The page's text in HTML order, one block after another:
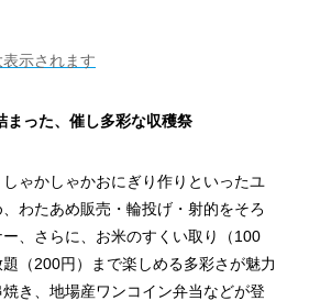
示されます
まった、催し多彩な収穫祭
ゃかしゃかおにぎり作りといったユ
わたあめ販売・輪投げ・射的をそろ
、さらに、お米のすくい取り（100
（200円）まで楽しめる多彩さが魅力
き、地場産ワンコイン弁当などが登